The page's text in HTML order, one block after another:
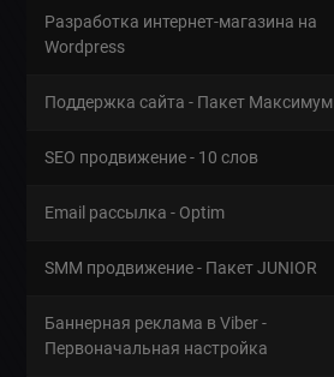
Разработка интернет-магазина на
Wordpress
Поддержка сайта - Пакет Максимум
SEO продвижение - 10 слов
Email рассылка - Optim
SMM продвижение - Пакет JUNIOR
Баннерная реклама в Viber -
Первоначальная настройка